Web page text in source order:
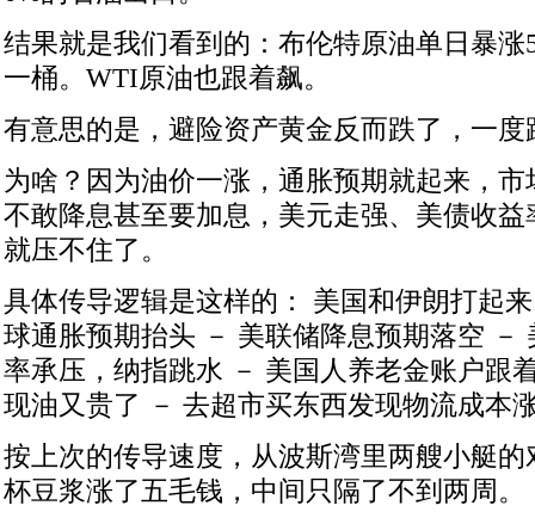
结果就是我们看到的：布伦特原油单日暴涨
一桶。WTI原油也跟着飙。
有意思的是，避险资产黄金反而跌了，一度
为啥？因为油价一涨，通胀预期就起来，
不敢降息甚至要加息，美元走强、美债收益
就压不住了。
具体传导逻辑是这样的： 美国和伊朗打起
球通胀预期抬头 － 美联储降息预期落空 －
率承压，纳指跳水 － 美国人养老金账户跟
现油又贵了 － 去超市买东西发现物流成本
按上次的传导速度，从波斯湾里两艘小艇
杯豆浆涨了五毛钱，中间只隔了不到两周。